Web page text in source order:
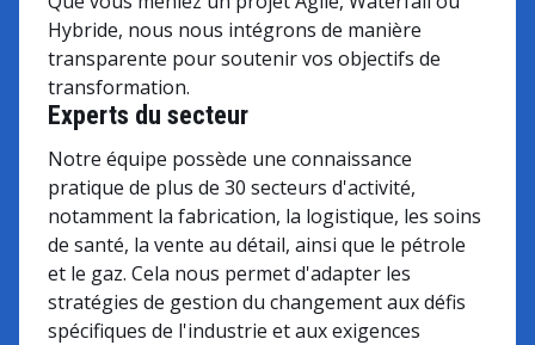
Experts du secteur
Notre équipe possède une connaissance
pratique de plus de 30 secteurs d'activité,
notamment la fabrication, la logistique, les soins
de santé, la vente au détail, ainsi que le pétrole
et le gaz. Cela nous permet d'adapter les
stratégies de gestion du changement aux défis
spécifiques de l'industrie et aux exigences
Hybride, nous nous intégrons de manière
transparente pour soutenir vos objectifs de
transformation.